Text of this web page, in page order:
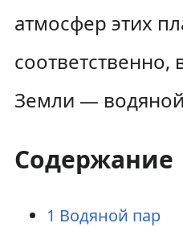
атмосфер этих
соответственно,
Земли —
Содержание
1 Водяной пар